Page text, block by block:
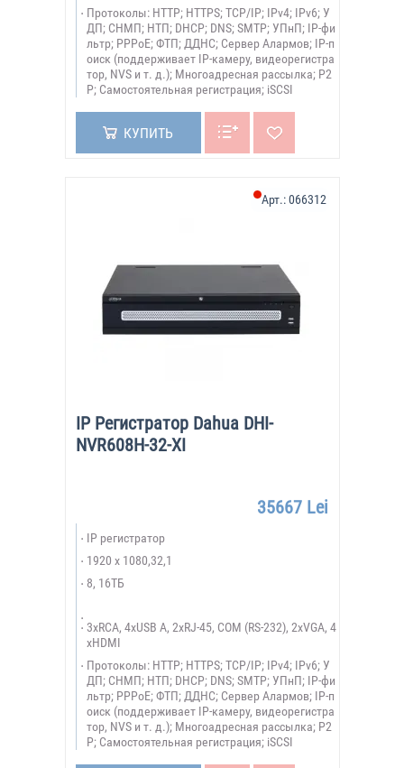
Протоколы: HTTP; HTTPS; TCP/IP; IPv4; IPv6; У
ДП; СНМП; НТП; DHCP; DNS; SMTP; УПнП; IP-фи
льтр; PPPoE; ФТП; ДДНС; Сервер Алармов; IP-п
оиск (поддерживает IP-камеру, видеорегистра
тор, NVS и т. д.); Многоадресная рассылка; P2
P; Самостоятельная регистрация; iSCSI
КУПИТЬ
IP Регистратор Dahua DHI-
NVR608H-32-XI
Арт.:066312
35667 Lei
IP регистратор
1920 х 1080,32,1
8, 16ТБ
3xRCA, 4xUSB A, 2xRJ-45, COM (RS-232), 2xVGA, 4
xHDMI
Протоколы: HTTP; HTTPS; TCP/IP; IPv4; IPv6; У
ДП; СНМП; НТП; DHCP; DNS; SMTP; УПнП; IP-фи
льтр; PPPoE; ФТП; ДДНС; Сервер Алармов; IP-п
оиск (поддерживает IP-камеру, видеорегистра
тор, NVS и т. д.); Многоадресная рассылка; P2
P; Самостоятельная регистрация; iSCSI